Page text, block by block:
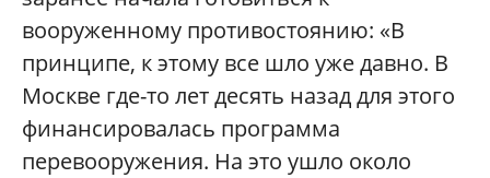
вооруженному противостоянию: «В
принципе, к этому все шло уже давно. В
Москве где-то лет десять назад для этого
финансировалась программа
перевооружения. На это ушло около